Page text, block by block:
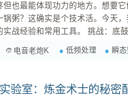
但也最能体现功力的地方。想要
锅粥？这确实是个技术活。今天
挑战：底鼓的“冲击感” vs. Bassline的“弹性” Tech
能带动身体摇摆。但如果处理不好
电音老炮K 低频处理 瞬
验室：炼金术士的秘密